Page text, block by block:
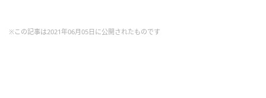
※この記事は2021年06月05日に公開されたものです